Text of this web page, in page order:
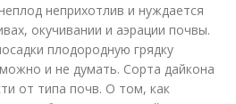
неприхотлив и нуждается
окучивании и аэрации почвы.
плодородную грядку
и не думать. Сорта дайкона
от типа почв. О том, как